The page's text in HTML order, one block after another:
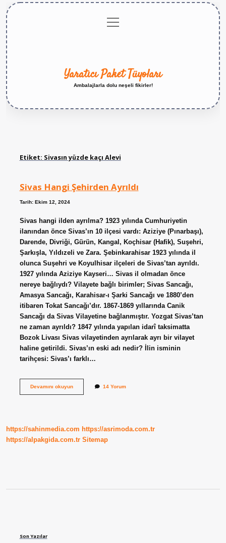
menüyü
aç
Yaratıcı Paket Tüyoları
Ambalajlarla dolu neşeli fikirler!
Etiket: Sivasın yüzde kaçı Alevi
Sivas Hangi Şehirden Ayrıldı
Tarih: Ekim 12, 2024
Sivas hangi ilden ayrılma? 1923 yılında Cumhuriyetin
ilanından önce Sivas’ın 10 ilçesi vardı: Aziziye (Pınarbaşı),
Darende, Divriği, Gürün, Kangal, Koçhisar (Hafik), Suşehri,
Şarkışla, Yıldızeli ve Zara. Şebinkarahisar 1923 yılında il
olunca Suşehri ve Koyulhisar ilçeleri de Sivas’tan ayrıldı.
1927 yılında Aziziye Kayseri… Sivas il olmadan önce
nereye bağlıydı? Vilayete bağlı birimler; Sivas Sancağı,
Amasya Sancağı, Karahisar-ı Şarki Sancağı ve 1880’den
itibaren Tokat Sancağı’dır. 1867-1869 yıllarında Canik
Sancağı da Sivas Vilayetine bağlanmıştır. Yozgat Sivas’tan
ne zaman ayrıldı? 1847 yılında yapılan idarî taksimatta
Bozok Livası Sivas vilayetinden ayrılarak ayrı bir vilayet
haline getirildi. Sivas’ın eski adı nedir? İlin isminin
tarihçesi: Sivas’ı farklı…
Devamını okuyunSivas
14 Yorum
https://sahinmedia.com https://asrimoda.com.tr
https://alpakgida.com.tr Sitemap
Son Yazılar